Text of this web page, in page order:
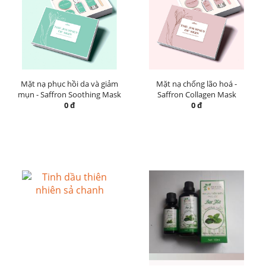
Mặt nạ phục hồi da và giảm
mụn - Saffron Soothing Mask
0 đ
Mặt nạ chống lão hoá -
Saffron Collagen Mask
0 đ